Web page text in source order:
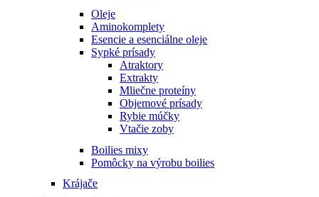
Oleje
Aminokomplety
Esencie a esenciálne oleje
Sypké prísady
Atraktory
Extrakty
Mliečne proteíny
Objemové prísady
Rybie múčky
Vtačie zoby
Boilies mixy
Pomôcky na výrobu boilies
Krájače